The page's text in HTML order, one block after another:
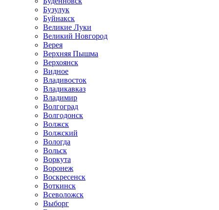
Бузулук
Буйнакск
Великие Луки
Великий Новгород
Верея
Верхняя Пышма
Верхоянск
Видное
Владивосток
Владикавказ
Владимир
Волгоград
Волгодонск
Волжск
Волжский
Вологда
Вольск
Воркута
Воронеж
Воскресенск
Воткинск
Всеволожск
Выборг